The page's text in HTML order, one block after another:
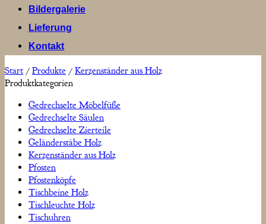
Bildergalerie
Lieferung
Kontakt
Start / Produkte / Kerzenständer aus Holz
Produktkategorien
Gedrechselte Möbelfüße
Gedrechselte Säulen
Gedrechselte Zierteile
Geländerstäbe Holz
Kerzenständer aus Holz
Pfosten
Pfostenköpfe
Tischbeine Holz
Tischleuchte Holz
Tischuhren